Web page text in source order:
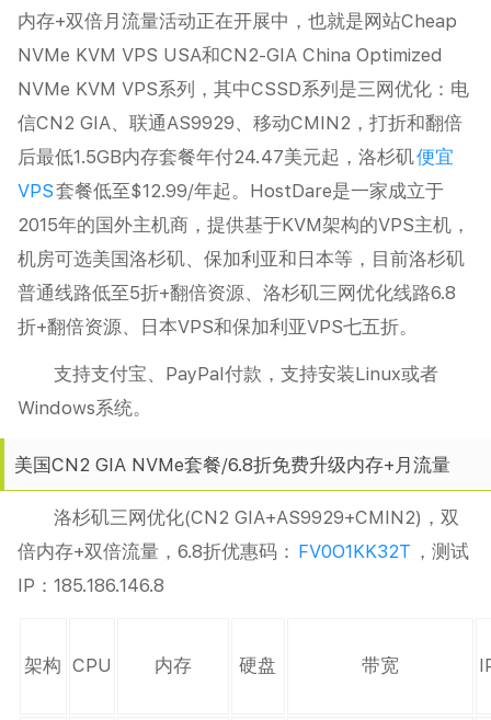
内存+双倍月流量活动正在开展中，也就是网站Cheap
NVMe KVM VPS USA和CN2-GIA China Optimized
NVMe KVM VPS系列，其中CSSD系列是三网优化：电
信CN2 GIA、联通AS9929、移动CMIN2，打折和翻倍
后最低1.5GB内存套餐年付24.47美元起，洛杉矶便宜
VPS套餐低至$12.99/年起。HostDare是一家成立于
2015年的国外主机商，提供基于KVM架构的VPS主机，
机房可选美国洛杉矶、保加利亚和日本等，目前洛杉矶
普通线路低至5折+翻倍资源、洛杉矶三网优化线路6.8
折+翻倍资源、日本VPS和保加利亚VPS七五折。
支持支付宝、PayPal付款，支持安装Linux或者
Windows系统。
美国CN2 GIA NVMe套餐/6.8折免费升级内存+月流量
洛杉矶三网优化(CN2 GIA+AS9929+CMIN2)，双
倍内存+双倍流量，6.8折优惠码： FV0O1KK32T ，测试
IP：185.186.146.8
架构 CPU 内存 硬盘 带宽